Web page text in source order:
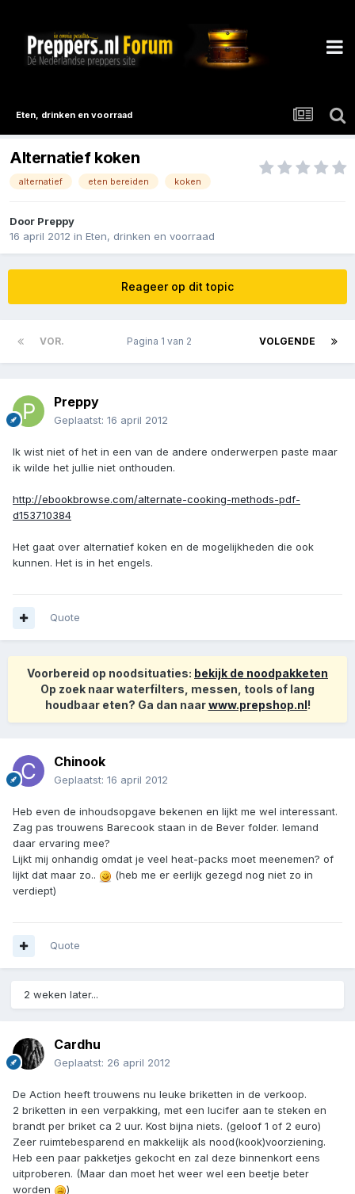
Eten, drinken en voorraad
Alternatief koken
alternatief eten bereiden koken
Door Preppy
16 april 2012 in Eten, drinken en voorraad
Reageer op dit topic
VOR. VOLGENDE
Pagina 1 van 2
Preppy
Geplaatst: 16 april 2012
Ik wist niet of het in een van de andere onderwerpen paste maar
ik wilde het jullie niet onthouden.
http://ebookbrowse.com/alternate-cooking-methods-pdf-
d153710384
Het gaat over alternatief koken en de mogelijkheden die ook
kunnen. Het is in het engels.
Quote
Voorbereid op noodsituaties: bekijk de noodpakketen
Op zoek naar waterfilters, messen, tools of lang
houdbaar eten? Ga dan naarwww.prepshop.nl!
Chinook
Geplaatst: 16 april 2012
Heb even de inhoudsopgave bekenen en lijkt me wel interessant.
Zag pas trouwens Barecook staan in de Bever folder. Iemand
daar ervaring mee?
Lijkt mij onhandig omdat je veel heat-packs moet meenemen? of
lijkt dat maar zo..
(heb me er eerlijk gezegd nog niet zo in
verdiept)
Quote
2 weken later...
Cardhu
Geplaatst: 26 april 2012
De Action heeft trouwens nu leuke briketten in de verkoop.
2 briketten in een verpakking, met een lucifer aan te steken en
brandt per briket ca 2 uur. Kost bijna niets. (geloof 1 of 2 euro)
Zeer ruimtebesparend en makkelijk als nood(kook)voorziening.
Heb een paar pakketjes gekocht en zal deze binnenkort eens
uitproberen. (Maar dan moet het weer wel een beetje beter
worden
)